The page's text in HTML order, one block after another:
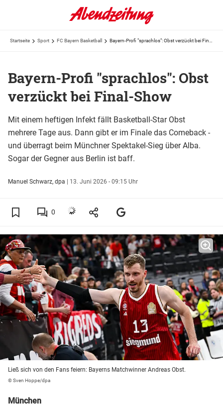
Startseite Sport FC Bayern Basketball
Bayern-Profi "sprachlos": Obst
verzückt bei Final-Show
Mit einem heftigen Infekt fällt Basketball-Star Obst
mehrere Tage aus. Dann gibt er im Finale das Comeback -
und überragt beim Münchner Spektakel-Sieg über Alba.
Sogar der Gegner aus Berlin ist baff.
Manuel Schwarz, dpa | 13. Juni 2026 - 09:15 Uhr
0
Ließ sich von den Fans feiern: Bayerns Matchwinner Andreas Obst.
© Sven Hoppe/dpa
München